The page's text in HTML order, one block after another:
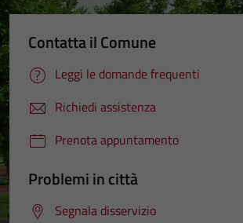
Contatta il Comune
Leggi le domande frequenti
Richiedi assistenza
Prenota appuntamento
Problemi in città
Segnala disservizio